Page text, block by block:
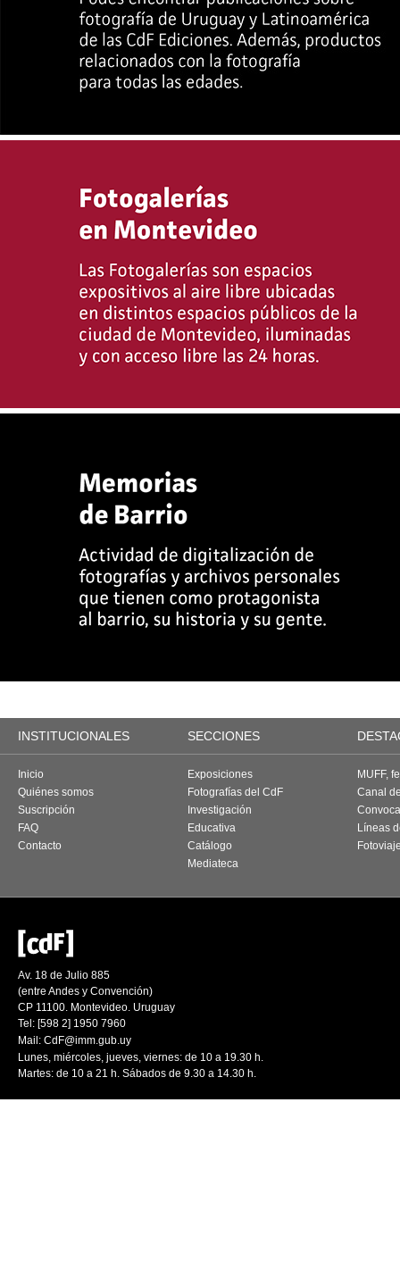
INSTITUCIONALES SECCIONES
Inicio
Quiénes somos
Suscripción
FAQ
Contacto
Exposiciones
Fotografías del CdF
Investigación
Educativa
Catálogo
Mediateca
MUFF,
Canal
Líneas
Av. 18 de Julio 885
(entre Andes y Convención)
CP 11100. Montevideo. Uruguay
Tel: [598 2] 1950 7960
Mail: CdF@imm.gub.uy
Lunes, miércoles, jueves, viernes: de 10 a 19.30 h.
Martes: de 10 a 21 h. Sábados de 9.30 a 14.30 h.